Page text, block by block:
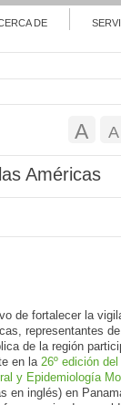
DE
A
A
de
Américas
de fortalecer la
representantes
de la región
en la26º edición
y Epidemiología
en inglés) en